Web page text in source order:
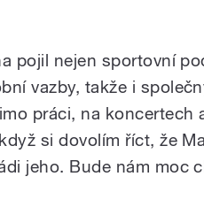
pojil nejen sportovní
vazby, takže i
práci, na koncertech
si dovolím říct, že
jeho. Bude nám moc